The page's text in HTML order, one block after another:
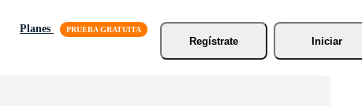
Planes
Regístrate
Iniciar